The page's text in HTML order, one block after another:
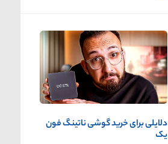
دلایلی برای خرید گوشی ناتینگ فون
یک